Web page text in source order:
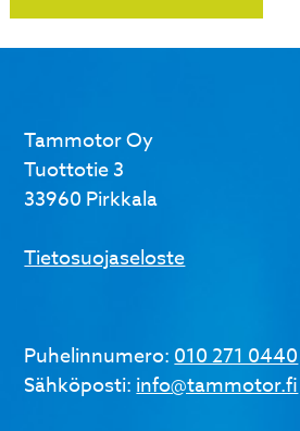
Tammotor Oy
Tuottotie 3
33960 Pirkkala
Tietosuojaseloste
Puhelinnumero:010 271 0440
Sähköposti:info@tammotor.fi